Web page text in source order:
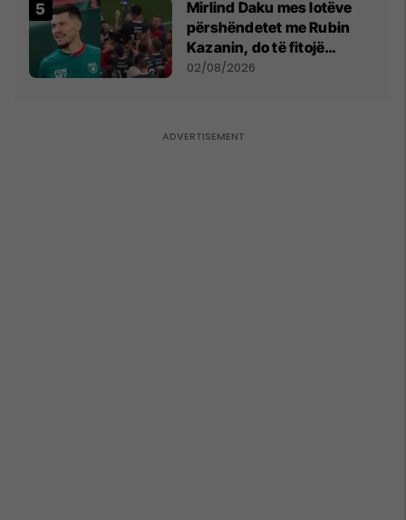
Mirlind Daku mes lotëve
përshëndetet me Rubin
Kazanin, do të fitojë
miliona te Spartak Moska
02/08/2026